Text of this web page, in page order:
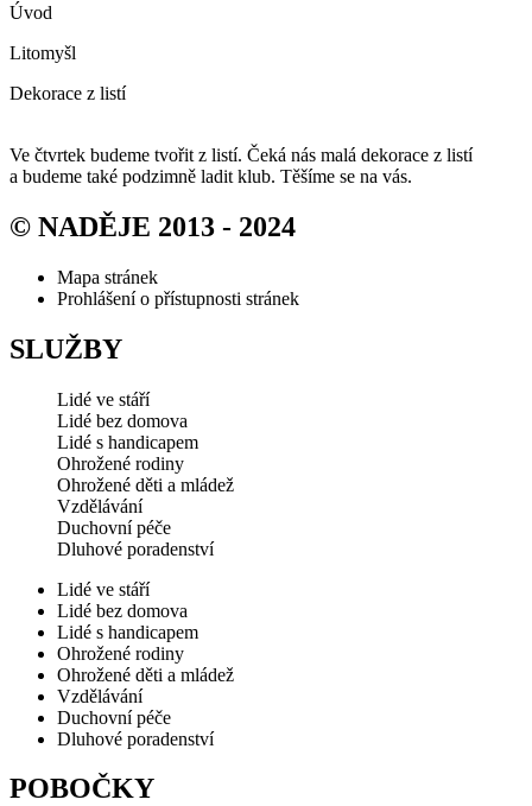
Úvod
Litomyšl
Dekorace z listí
Ve čtvrtek budeme tvořit z listí. Čeká nás malá dekorace z listí
a budeme také podzimně ladit klub. Těšíme se na vás.
© NADĚJE 2013 - 2024
Mapa stránek
Prohlášení o přístupnosti stránek
SLUŽBY
Lidé ve stáří
Lidé bez domova
Lidé s handicapem
Ohrožené rodiny
Ohrožené děti a mládež
Vzdělávání
Duchovní péče
Dluhové poradenství
Lidé ve stáří
Lidé bez domova
Lidé s handicapem
Ohrožené rodiny
Ohrožené děti a mládež
Vzdělávání
Duchovní péče
Dluhové poradenství
POBOČKY